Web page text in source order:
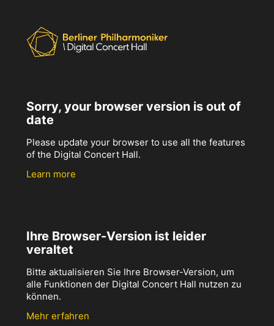
Sorry, your browser version is out of
date
Please update your browser to use all the features
of the Digital Concert Hall.
Learn more
Ihre Browser-Version ist leider
veraltet
Bitte aktualisieren Sie Ihre Browser-Version, um
alle Funktionen der Digital Concert Hall nutzen zu
können.
Mehr erfahren